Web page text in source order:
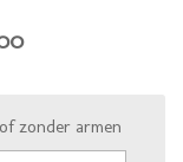
zonder armen